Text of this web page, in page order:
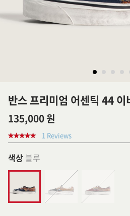
반스 프리미엄 어센틱 44 이
135,000 원
1 Reviews
색상 블루